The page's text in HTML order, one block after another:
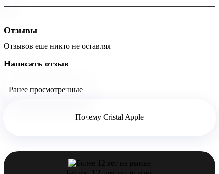
Отзывы
Отзывов еще никто не оставлял
Написать отзыв
Ранее просмотренные
Почему Cristal Apple